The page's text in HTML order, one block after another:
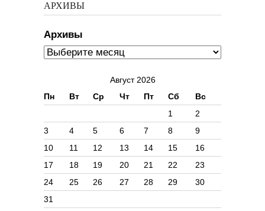
АРХИВЫ
Архивы
Август 2026
Пн
Вт Ср Чт Пт Сб Вс
1
2
3
4 5 6 7 8
9
10
11 12 13 14 15
16
17
18 19 20 21 22
23
24
25 26 27 28 29
30
31